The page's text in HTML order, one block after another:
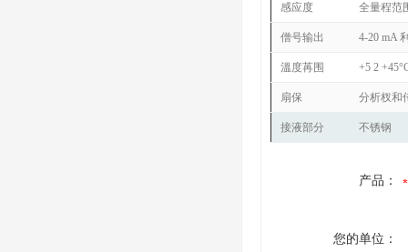
感应度 全量程范
僧号输出 4-20 mA
溫度苒围 +5 2
扇保 分析杈和
接液部分 不锈钢
产品：
您的单位：